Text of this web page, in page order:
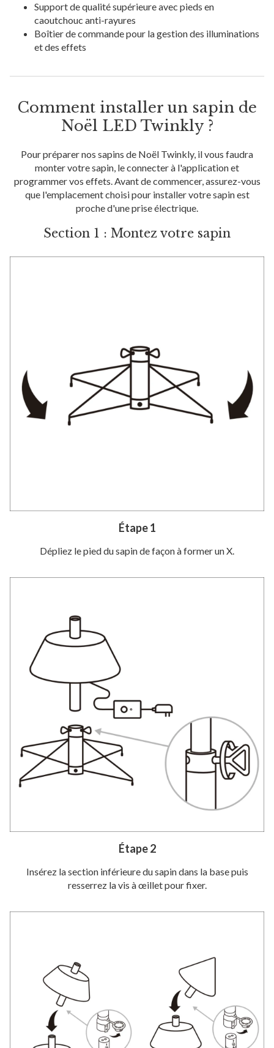
Support de qualité supérieure avec pieds en
caoutchouc anti-rayures
Boîtier de commande pour la gestion des illuminations
et des effets
Comment installer un sapin de
Noël LED Twinkly ?
Pour préparer nos sapins de Noël Twinkly, il vous faudra
monter votre sapin, le connecter à l'application et
programmer vos effets. Avant de commencer, assurez-vous
que l'emplacement choisi pour installer votre sapin est
proche d'une prise électrique.
Section 1 : Montez votre sapin
Étape 1
Dépliez le pied du sapin de façon à former un X.
Étape 2
Insérez la section inférieure du sapin dans la base puis
resserrez la vis à œillet pour fixer.